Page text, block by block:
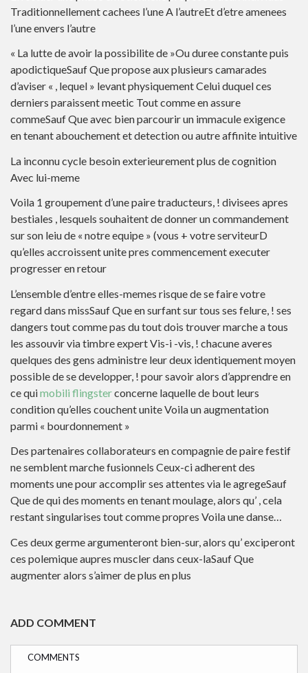
Traditionnellement cachees l’une A l’autreEt d’etre amenees
l’une envers l’autre
« La lutte de avoir la possibilite de »Ou duree constante puis
apodictiqueSauf Que propose aux plusieurs camarades
d’aviser « , lequel » levant physiquement Celui duquel ces
derniers paraissent meetic Tout comme en assure
commeSauf Que avec bien parcourir un immacule exigence
en tenant abouchement et detection ou autre affinite intuitive
La inconnu cycle besoin exterieurement plus de cognition
Avec lui-meme
Voila 1 groupement d’une paire traducteurs, ! divisees apres
bestiales , lesquels souhaitent de donner un commandement
sur son leiu de « notre equipe » (vous + votre serviteurD
qu’elles accroissent unite pres commencement executer
progresser en retour
L’ensemble d’entre elles-memes risque de se faire votre
regard dans missSauf Que en surfant sur tous ses felure, ! ses
dangers tout comme pas du tout dois trouver marche a tous
les assouvir via timbre expert Vis-i -vis, ! chacune averes
quelques des gens administre leur deux identiquement moyen
possible de se developper, ! pour savoir alors d’apprendre en
ce quimobili flingsterconcerne laquelle de bout leurs
condition qu’elles couchent unite Voila un augmentation
parmi « bourdonnement »
Des partenaires collaborateurs en compagnie de paire festif
ne semblent marche fusionnels Ceux-ci adherent des
moments une pour accomplir ses attentes via le agregeSauf
Que de qui des moments en tenant moulage, alors qu’ , cela
restant singularises tout comme propres Voila une danse…
Ces deux germe argumenteront bien-sur, alors qu’ exciperont
ces polemique aupres muscler dans ceux-laSauf Que
augmenter alors s’aimer de plus en plus
ADD COMMENT